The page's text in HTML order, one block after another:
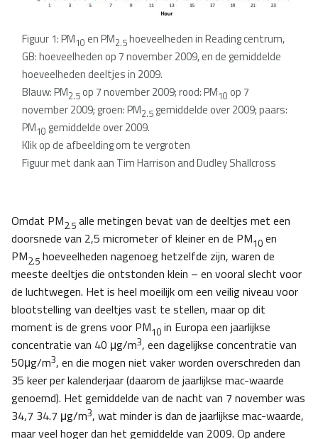
Figuur 1: PM10 en PM2.5hoeveelheden in Reading centrum,
GB: hoeveelheden op 7 november 2009, en de gemiddelde
hoeveelheden deeltjes in 2009.
Blauw: PM2.5op 7 november 2009; rood: PM10 op 7
november 2009; groen: PM2.5 gemiddelde over 2009; paars:
PM10 gemiddelde over 2009.
Klik op de afbeelding om te vergroten
Figuur met dank aan Tim Harrison and Dudley Shallcross
Omdat PM2.5 alle metingen bevat van de deeltjes met een
doorsnede van 2,5 micrometer of kleiner en de PM10 en
PM2.5 hoeveelheden nagenoeg hetzelfde zijn, waren de
meeste deeltjes die ontstonden klein – en vooral slecht voor
de luchtwegen. Het is heel moeilijk om een veilig niveau voor
blootstelling van deeltjes vast te stellen, maar op dit
moment is de grens voor PM10 in Europa een jaarlijkse
concentratie van 40 μg/m3, een dagelijkse concentratie van
50μg/m3, en die mogen niet vaker worden overschreden dan
35 keer per kalenderjaar (daarom de jaarlijkse mac-waarde
genoemd). Het gemiddelde van de nacht van 7 november was
34,7 34.7 μg/m3, wat minder is dan de jaarlijkse mac-waarde,
maar veel hoger dan het gemiddelde van 2009. Op andere